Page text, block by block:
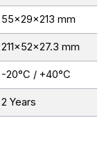
55x29x213 mm
211x52x27.3 mm
-20°C / +40°C
2 Years